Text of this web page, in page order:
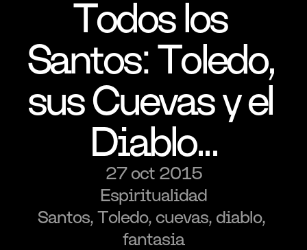
Todos los
Santos: Toledo,
sus Cuevas y el
Diablo...
27 oct 2015
Espiritualidad
Santos, Toledo, cuevas, diablo,
fantasia